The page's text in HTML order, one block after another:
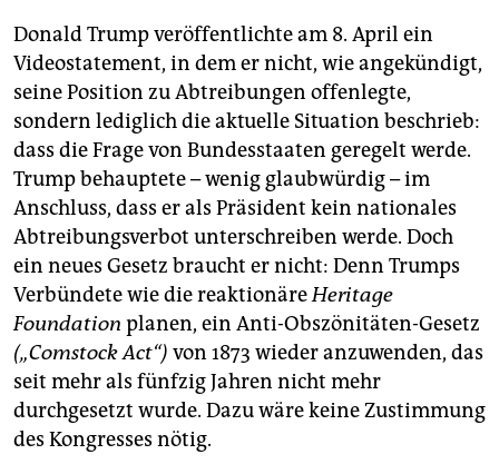
Donald Trump veröffentlichte am 8. April ein
Video­statement, in dem er nicht, wie angekündigt,
seine Position zu Abtreibungen offenlegte,
sondern lediglich die aktuelle Situation beschrieb:
dass die Frage von Bundesstaaten geregelt werde.
Trump behauptete – wenig glaubwürdig – im
Anschluss, dass er als Präsident kein natio­nales
Abtreibungsverbot unterschreiben werde. Doch
ein neues Gesetz braucht er nicht: Denn Trumps
Verbündete wie die reaktionäreHeritage
Foundation planen, ein Anti-Obszönitäten-Gesetz
(„Comstock Act“) von 1873 wieder anzuwenden, das
seit mehr als fünfzig Jahren nicht mehr
durchgesetzt wurde. Dazu wäre keine Zustimmung
des Kongresses nötig.